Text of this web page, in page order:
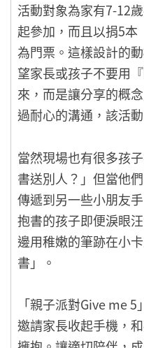
活動對象為家有7-12
起參加，而且以捐5本
為門票。這樣設計的
望家長或孩子不要用
來，而是讓分享的概
過耐心的溝通，該活
當然現場也有很多孩
書送別人？」但當他
傳遞到另一些小朋友
抱書的孩子即便淚眼
邊用稚嫩的筆跡在小
書」。
「親子派對Give me
邀請家長收起手機，